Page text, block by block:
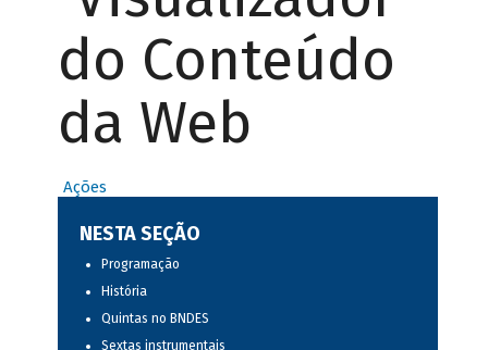
do Conteúdo
da Web
Ações
NESTA SEÇÃO
Programação
História
Quintas no BNDES
Sextas instrumentais